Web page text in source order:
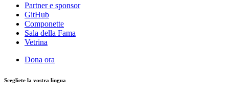
Partner e sponsor
GitHub
Componette
Sala della Fama
Vetrina
Dona ora
Scegliete la vostra lingua